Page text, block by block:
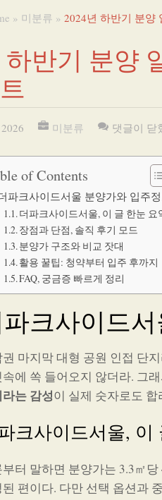
» 미분류 » 2024년 하반기 분양
하반기 분양
미분류 댓글이 닫
of Contents
파크사이드서울 분양가와 입주
더파크사이드서울, 이 글 한눈 요
장점과 단점, 솔직 후기 모드
분양가 구조와 비교 잣대
활용 꿀팁: 청약부터 입주 후까지
FAQ, 궁금증 빠르게 정리
크사이드
마지막 대형 공원 인접 단
에 쏙 들어오지 않더라. 그
는 감성이 실제 숫자로도
크사이드서울, 이
부터 말하면 분양가는 3.3㎡
편이다. 다만 선택 옵션과